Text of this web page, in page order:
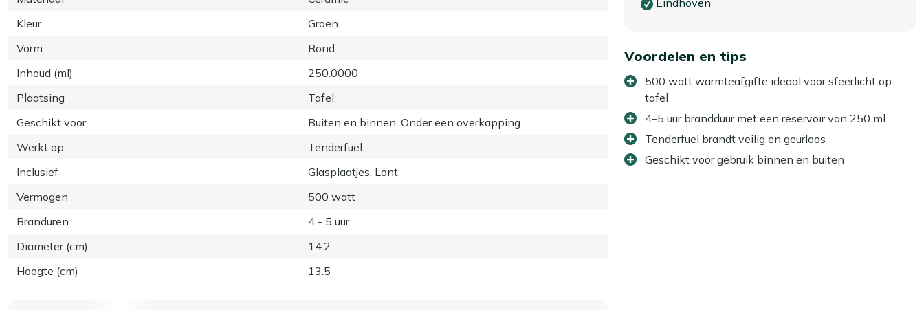
Kleur
Groen
Vorm
Rond
Inhoud (ml)
250.0000
Plaatsing
Tafel
Geschikt voor
Buiten en binnen, Onder een overkapping
Werkt op
Tenderfuel
Inclusief
Glasplaatjes, Lont
Vermogen
500 watt
Branduren
4 - 5 uur
Diameter (cm)
14.2
Hoogte (cm)
13.5
Eindhoven
Voordelen en tips
500 watt warmteafgifte ideaal voor sfeerlicht op
tafel
4–5 uur brandduur met een reservoir van 250 ml
Tenderfuel brandt veilig en geurloos
Geschikt voor gebruik binnen en buiten